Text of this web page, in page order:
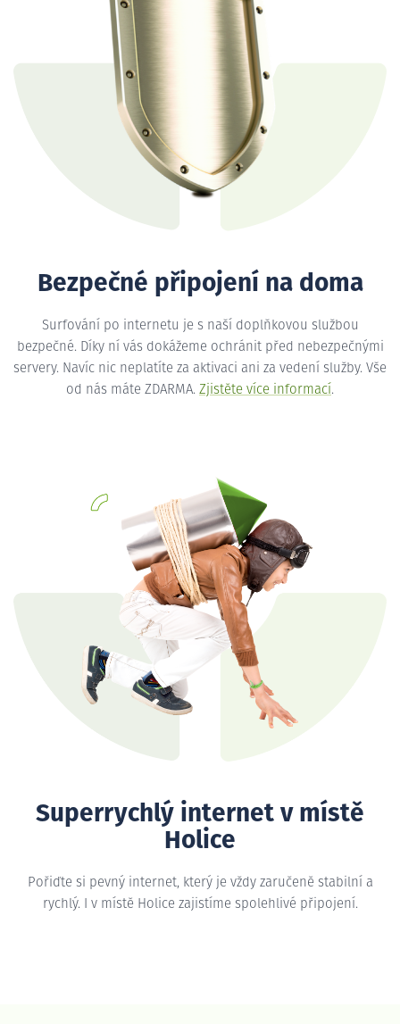
Bezpečné připojení na doma
Surfování po internetu je s naší doplňkovou službou
bezpečné. Díky ní vás dokážeme ochránit před nebezpečnými
servery. Navíc nic neplatíte za aktivaci ani za vedení služby. Vše
od nás máte ZDARMA. Zjistěte více informací.
Superrychlý internet v místě
Holice
Pořiďte si pevný internet, který je vždy zaručeně stabilní a
rychlý. I v místě Holice zajistíme spolehlivé připojení.